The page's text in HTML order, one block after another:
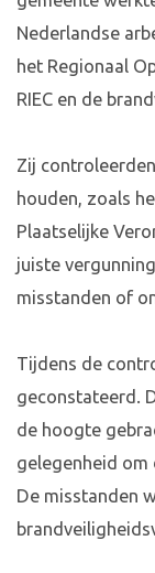
Nederlandse
het Regionaal
RIEC en de
Zij
houden, zoals
Plaatselijke
juiste
misstanden of
Tijdens de
geconstateerd.
de hoogte
gelegenheid om
De misstanden